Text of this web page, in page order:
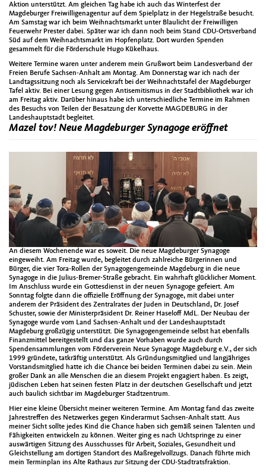
Aktion unterstützt. Am gleichen Tag habe ich auch das Winterfest der
Magdeburger Freiwilligenagentur auf dem Spielplatz in der Hegelstraße besucht.
Am Samstag war ich beim Weihnachtsmarkt unter Blaulicht der Freiwilligen
Feuerwehr Prester dabei. Später war ich dann noch beim Stand CDU-Ortsverband
Süd auf dem Weihnachtsmarkt im Hopfenplatz. Dort wurden Spenden
gesammelt für die Förderschule Hugo Kükelhaus.
Weitere Termine waren unter anderem mein Grußwort beim Landesverband der
Freien Berufe Sachsen-Anhalt am Montag. Am Donnerstag war ich nach der
Landtagssitzung noch als Servicekraft bei der Weihnachtstafel der Magdeburger
Tafel aktiv. Bei einer Lesung gegen Antisemitismus in der Stadtbibliothek war ich
am Freitag aktiv. Darüber hinaus habe ich unterschiedliche Termine im Rahmen
des Besuchs von Teilen der Besatzung der Korvette MAGDEBURG in der
Landeshauptstadt begleitet.
Mazel tov! Neue Magdeburger Synagoge eröffnet
An diesem Wochenende war es soweit. Die neue Magdeburger Synagoge
eingeweiht. Am Freitag wurde, begleitet durch zahlreiche Bürgerinnen und
Bürger, die vier Tora-Rollen der Synagogengemeinde Magdeburg in die neue
Synagoge in die Julius-Bremer-Straße gebracht. Ein wahrhaft glücklicher Moment.
Im Anschluss wurde ein Gottesdienst in der neuen Synagoge gefeiert. Am
Sonntag folgte dann die offizielle Eröffnung der Synagoge, mit dabei unter
anderem der Präsident des Zentralrates der Juden in Deutschland, Dr. Josef
Schuster, sowie der Ministerpräsident Dr. Reiner Haseloff MdL. Der Neubau der
Synagoge wurde vom Land Sachsen-Anhalt und der Landeshauptstadt
Magdeburg großzügig unterstützt. Die Synagogengemeinde selbst hat ebenfalls
Finanzmittel bereitgestellt und das ganze Vorhaben wurde auch durch
Spendensammlungen vom Förderverein Neue Synagoge Magdeburg e.V., der sich
1999 gründete, tatkräftig unterstützt. Als Gründungsmitglied und langjähriges
Vorstandsmitglied hatte ich die Chance bei beiden Terminen dabei zu sein. Mein
großer Dank an alle Menschen die an diesem Projekt engagiert haben. Es zeigt,
jüdischen Leben hat seinen festen Platz in der deutschen Gesellschaft und jetzt
auch baulich sichtbar im Magdeburger Stadtzentrum.
Hier eine kleine Übersicht meiner weiteren Termine. Am Montag fand das zweite
Jahrestreffen des Netzwerkes gegen Kinderarmut Sachsen-Anhalt statt. Aus
meiner Sicht sollte jedes Kind die Chance haben sich gemäß seinen Talenten und
Fähigkeiten entwickeln zu können. Weiter ging es nach Uchtspringe zu einer
auswärtigen Sitzung des Ausschusses für Arbeit, Soziales, Gesundheit und
Gleichstellung am dortigen Standort des Maßregelvollzugs. Danach führte mich
mein Terminplan ins Alte Rathaus zur Sitzung der CDU-Stadtratsfraktion.